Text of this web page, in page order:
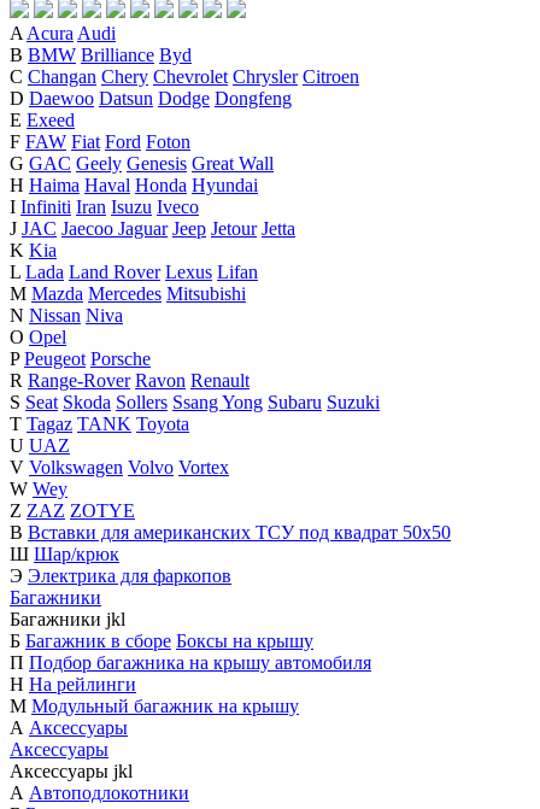
A Acura Audi
B BMW Brilliance Byd
C Changan Chery Chevrolet Chrysler Citroen
D Daewoo Datsun Dodge Dongfeng
E Exeed
F FAW Fiat Ford Foton
G GAC Geely Genesis Great Wall
H Haima Haval Honda Hyundai
I Infiniti Iran Isuzu Iveco
J JAC Jaecoo Jaguar Jeep Jetour Jetta
K Kia
L Lada Land Rover Lexus Lifan
M Mazda Mercedes Mitsubishi
N Nissan Niva
O Opel
P Peugeot Porsche
R Range-Rover Ravon Renault
S Seat Skoda Sollers Ssang Yong Subaru Suzuki
T Tagaz TANK Toyota
U UAZ
V Volkswagen Volvo Vortex
W Wey
Z ZAZ ZOTYE
В Вставки для американских ТСУ под квадрат 50х50
Ш Шар/крюк
Э Электрика для фаркопов
Багажники
Багажники jkl
Б Багажник в сборе Боксы на крышу
П Подбор багажника на крышу автомобиля
Н На рейлинги
М Модульный багажник на крышу
А Аксессуары
Аксессуары
Аксессуары jkl
А Автоподлокотники